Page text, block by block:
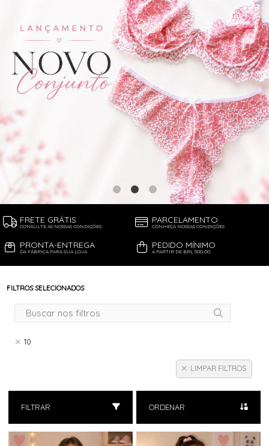
FRETE GRÁTIS
CONSULTE AS NOSSAS CONDIÇÕES
PARCELAMENTO
CONHEÇA NOSSAS CONDIÇÕES
PRONTA-ENTREGA
DA FÁBRICA PARA SUA LOJA
PEDIDO MÍNIMO
A PARTIR DE BRL 500,00
FILTROS SELECIONADOS
10
LIMPAR FILTROS
FILTRAR ORDENAR